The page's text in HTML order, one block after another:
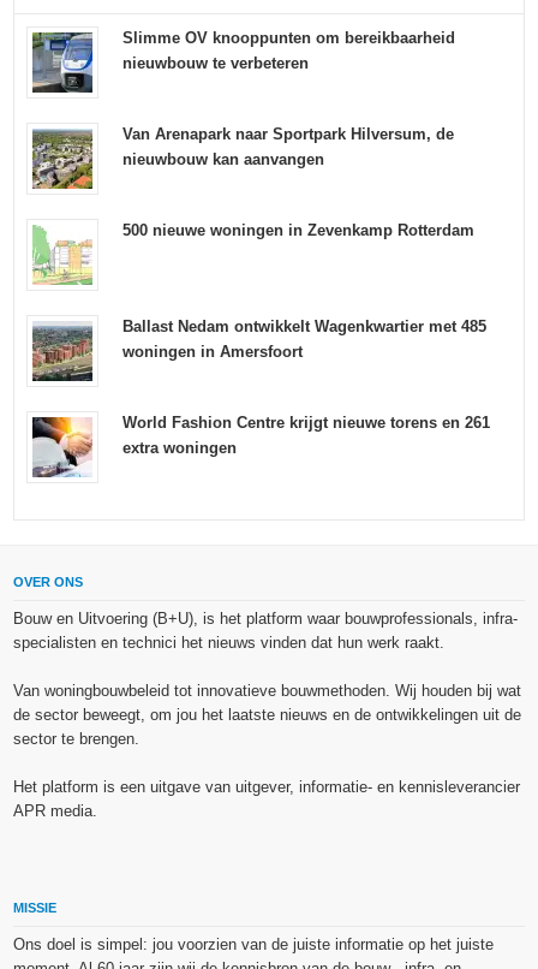
Slimme OV knooppunten om bereikbaarheid
nieuwbouw te verbeteren
Van Arenapark naar Sportpark Hilversum, de
nieuwbouw kan aanvangen
500 nieuwe woningen in Zevenkamp Rotterdam
Ballast Nedam ontwikkelt Wagenkwartier met 485
woningen in Amersfoort
World Fashion Centre krijgt nieuwe torens en 261
extra woningen
OVER ONS
Bouw en Uitvoering (B+U), is het platform waar bouwprofessionals, infra-
specialisten en technici het nieuws vinden dat hun werk raakt.
Van woningbouwbeleid tot innovatieve bouwmethoden. Wij houden bij wat
de sector beweegt, om jou het laatste nieuws en de ontwikkelingen uit de
sector te brengen.
Het platform is een uitgave van uitgever, informatie- en kennisleverancier
APR media.
MISSIE
Ons doel is simpel: jou voorzien van de juiste informatie op het juiste